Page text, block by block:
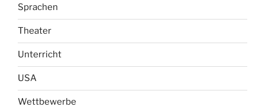
Sprachen
Theater
Unterricht
USA
Wettbewerbe